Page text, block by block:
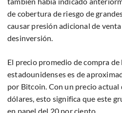
de cobertura de riesgo de
causar presión adicional de
desinversión.
El precio promedio de compra de
estadounidenses es de
por Bitcoin. Con un precio
dólares, esto significa que este
en papel del 20 por ciento.